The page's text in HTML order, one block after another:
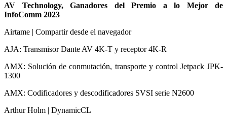
AV Technology, Ganadores del Premio a lo Mejor de
InfoComm 2023
Airtame | Compartir desde el navegador
AJA: Transmisor Dante AV 4K-T y receptor 4K-R
AMX: Solución de conmutación, transporte y control Jetpack JPK-
1300
AMX: Codificadores y descodificadores SVSI serie N2600
Arthur Holm | DynamicCL